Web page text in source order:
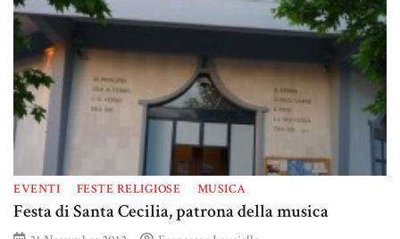
EVENTI FESTE RELIGIOSE MUSICA
Festa di Santa Cecilia, patrona della musica